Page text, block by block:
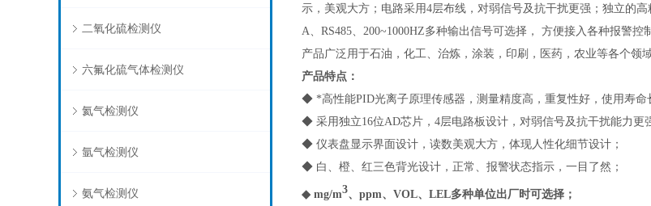
二氧化硫检测仪
六氟化硫气体检测仪
氦气检测仪
氩气检测仪
氨气检测仪
示，美观大方；电路采用4层布线，对弱信号及抗干扰更强；独立的
A、RS485、200~1000HZ多种输出信号可选择， 方便接入各种报警
产品广泛用于石油，化工、治炼，涂装，印刷，医药，农业等各个领域
产品特点：
◆ *高性能PID光离子原理传感器，测量精度高，重复性好，使用寿命
◆ 采用独立16位AD芯片，4层电路板设计，对弱信号及抗干扰能力更
◆ 仪表盘显示界面设计，读数美观大方，体现人性化细节设计；
◆ 白、橙、红三色背光设计，正常、报警状态指示，一目了然；
◆ mg/m3、ppm、VOL、LEL多种单位出厂时可选择；